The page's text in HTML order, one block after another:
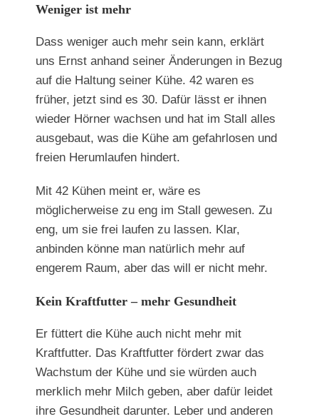
Weniger ist mehr
Dass weniger auch mehr sein kann, erklärt
uns Ernst anhand seiner Änderungen in Bezug
auf die Haltung seiner Kühe. 42 waren es
früher, jetzt sind es 30. Dafür lässt er ihnen
wieder Hörner wachsen und hat im Stall alles
ausgebaut, was die Kühe am gefahrlosen und
freien Herumlaufen hindert.
Mit 42 Kühen meint er, wäre es
möglicherweise zu eng im Stall gewesen. Zu
eng, um sie frei laufen zu lassen. Klar,
anbinden könne man natürlich mehr auf
engerem Raum, aber das will er nicht mehr.
Kein Kraftfutter – mehr Gesundheit
Er füttert die Kühe auch nicht mehr mit
Kraftfutter. Das Kraftfutter fördert zwar das
Wachstum der Kühe und sie würden auch
merklich mehr Milch geben, aber dafür leidet
ihre Gesundheit darunter. Leber und anderen